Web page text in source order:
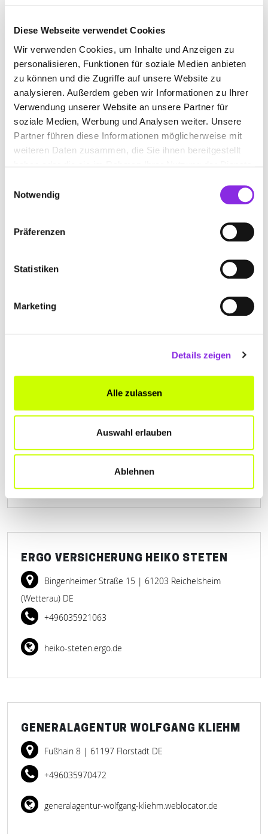
Diese Webseite verwendet Cookies
Wir verwenden Cookies, um Inhalte und Anzeigen zu
personalisieren, Funktionen für soziale Medien anbieten
zu können und die Zugriffe auf unsere Website zu
analysieren. Außerdem geben wir Informationen zu Ihrer
Verwendung unserer Website an unsere Partner für
soziale Medien, Werbung und Analysen weiter. Unsere
Partner führen diese Informationen möglicherweise mit
weiteren Daten zusammen, die Sie ihnen bereitgestellt
Notwendig
Präferenzen
Statistiken
Marketing
Details zeigen
Alle zulassen
Auswahl erlauben
Ablehnen
ASCHENBRENNER & BRINKMANN GMBH
Dieselstraße 1| 61184 Karben-Klein-Karben DE
+4960393227
www.aschenbrenner-brinkmann.ruv.de
KIARASCH GHALIAI, BÜDINGEN
+496042970340
www.axa-betreuer.de
+4960436077
www.allianz-edelmann.de
ERGO VERSICHERUNG HEIKO STETEN
Bingenheimer Straße 15 | 61203 Reichelsheim
(Wetterau) DE
+496035921063
heiko-steten.ergo.de
GENERALAGENTUR WOLFGANG KLIEHM
Fußhain 8 | 61197 Florstadt DE
+496035970472
generalagentur-wolfgang-kliehm.weblocator.de